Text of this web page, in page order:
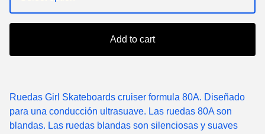
Add to cart
Ruedas Girl Skateboards cruiser formula 80A. Diseñado
para una conducción ultrasuave. Las ruedas 80A son
blandas. Las ruedas blandas son silenciosas y suaves